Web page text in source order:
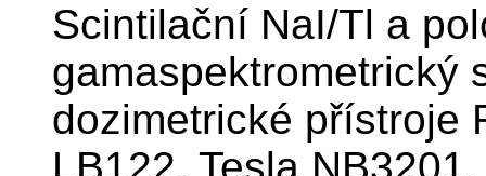
Scintilační NaI/Tl a
gamaspektrometrický
dozimetrické přístroje